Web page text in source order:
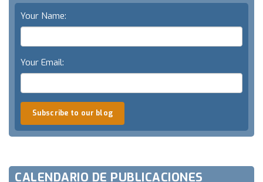
Your Name:
Your Email:
Subscribe to our blog
CALENDARIO DE PUBLICACIONES